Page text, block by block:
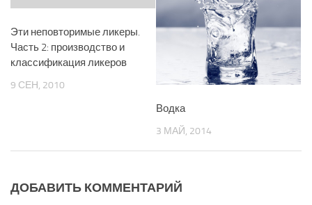
Эти неповторимые ликеры.
Часть 2: производство и
классификация ликеров
9 СЕН, 2010
Водка
3 МАЙ, 2014
ДОБАВИТЬ КОММЕНТАРИЙ